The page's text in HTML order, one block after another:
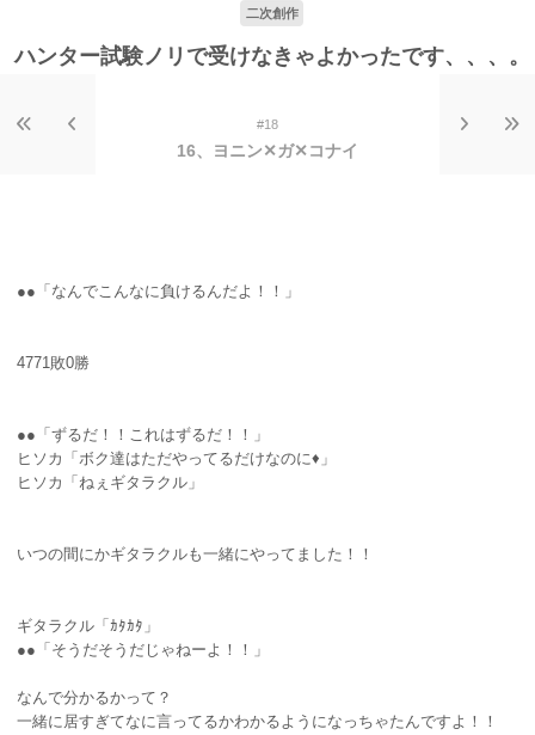
二次創作
ハンター試験ノリで受けなきゃよかったです、、、。
#18
16、ヨニン✕ガ✕コナイ
●●「なんでこんなに負けるんだよ！！」
4771敗0勝
●●「ずるだ！！これはずるだ！！」
ヒソカ「ボク達はただやってるだけなのに♦」
ヒソカ「ねぇギタラクル」
いつの間にかギタラクルも一緒にやってました！！
ギタラクル「ｶﾀｶﾀ」
●●「そうだそうだじゃねーよ！！」
なんで分かるかって？
一緒に居すぎてなに言ってるかわかるようになっちゃたんですよ！！